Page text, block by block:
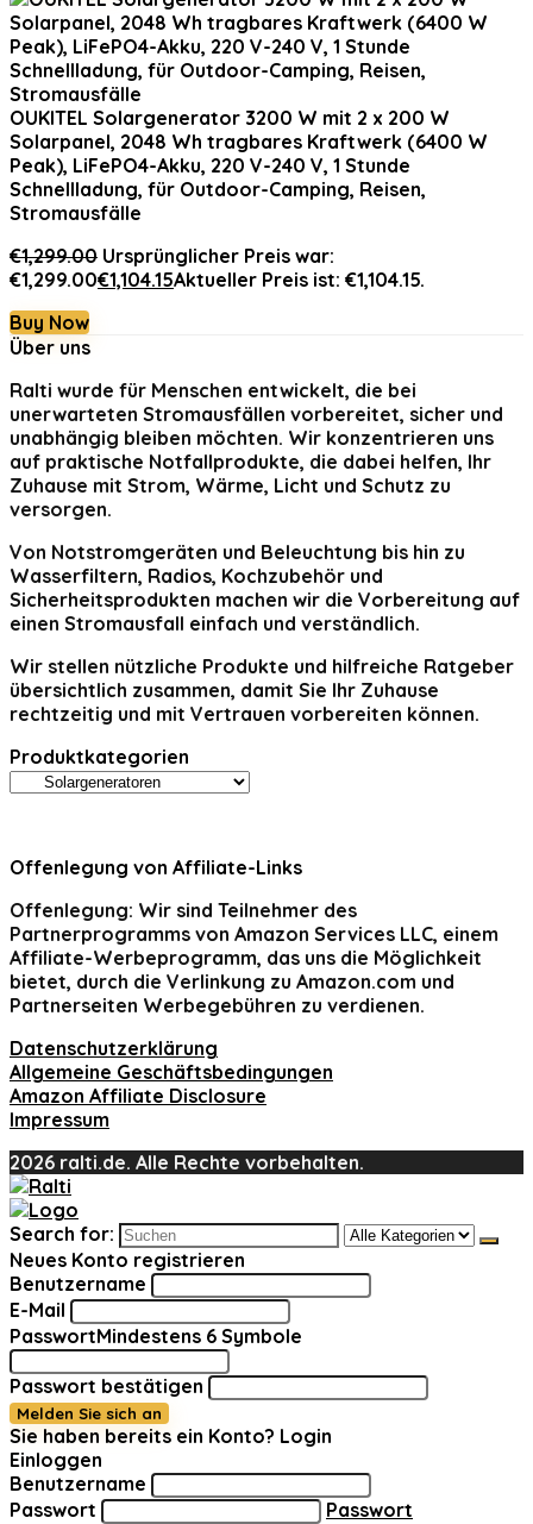
OUKITEL Solargenerator 3200 W mit 2 x 200 W
Solarpanel, 2048 Wh tragbares Kraftwerk (6400 W
Peak), LiFePO4-Akku, 220 V-240 V, 1 Stunde
Schnellladung, für Outdoor-Camping, Reisen,
Stromausfälle
€1,299.00 Ursprünglicher Preis war:
€1,299.00€1,104.15Aktueller Preis ist: €1,104.15.
Buy Now
Über uns
Ralti wurde für Menschen entwickelt, die bei
unerwarteten Stromausfällen vorbereitet, sicher und
unabhängig bleiben möchten. Wir konzentrieren uns
auf praktische Notfallprodukte, die dabei helfen, Ihr
Zuhause mit Strom, Wärme, Licht und Schutz zu
versorgen.
Von Notstromgeräten und Beleuchtung bis hin zu
Wasserfiltern, Radios, Kochzubehör und
Sicherheitsprodukten machen wir die Vorbereitung auf
einen Stromausfall einfach und verständlich.
Wir stellen nützliche Produkte und hilfreiche Ratgeber
übersichtlich zusammen, damit Sie Ihr Zuhause
rechtzeitig und mit Vertrauen vorbereiten können.
Produktkategorien
Offenlegung von Affiliate-Links
Offenlegung: Wir sind Teilnehmer des
Partnerprogramms von Amazon Services LLC, einem
Affiliate-Werbeprogramm, das uns die Möglichkeit
bietet, durch die Verlinkung zu Amazon.com und
Partnerseiten Werbegebühren zu verdienen.
Datenschutzerklärung
Allgemeine Geschäftsbedingungen
Amazon Affiliate Disclosure
Impressum
2026 ralti.de. Alle Rechte vorbehalten.
Search for:
Neues Konto registrieren
Benutzername
E-Mail
PasswortMindestens 6 Symbole
Passwort bestätigen
Melden Sie sich an
Sie haben bereits ein Konto? Login
Einloggen
Benutzername
Passwort
Passwort